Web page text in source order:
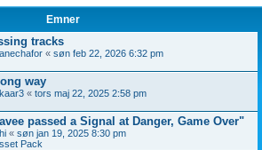
Emner
tracks
« søn feb 22, 2026 6:32 pm
way
« tors maj 22, 2025 2:58 pm
passed a Signal at Danger, Game Over"
« søn jan 19, 2025 8:30 pm
Pack